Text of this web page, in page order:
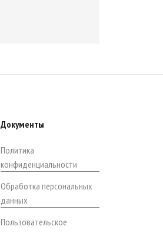
Документы
Политика
конфиденциальности
Обработка персональных
данных
Пользовательское